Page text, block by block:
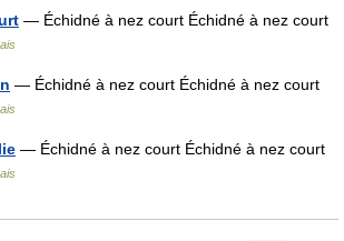
— Échidné à nez court Échidné à nez court
— Échidné à nez court Échidné à nez court
— Échidné à nez court Échidné à nez court